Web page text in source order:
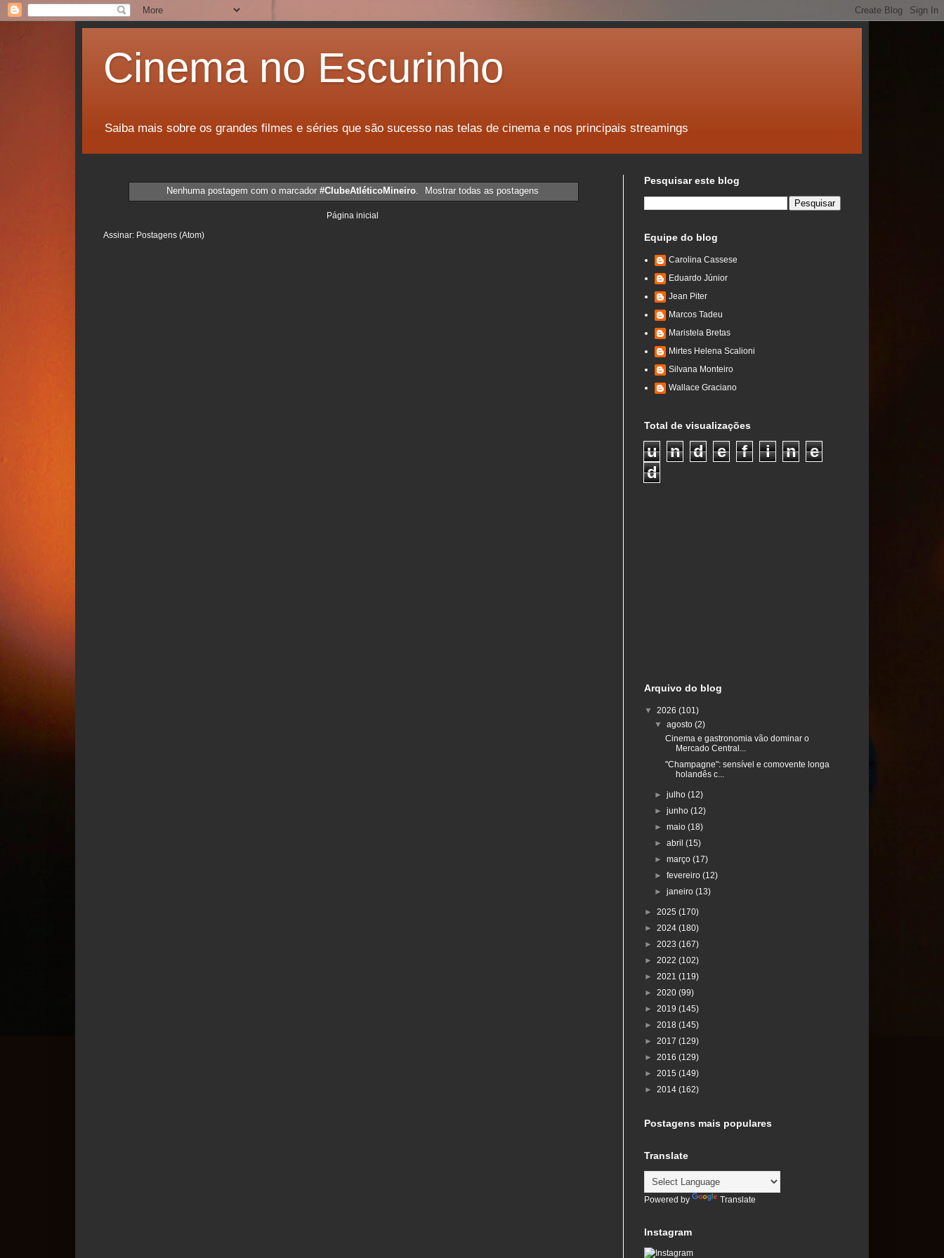
Cinema no Escurinho
Saiba mais sobre os grandes filmes e séries que são sucesso nas telas de cinema e nos principais streamings
Nenhuma postagem com o marcador #ClubeAtléticoMineiro. Mostrar todas as postagens
Página inicial
Assinar: Postagens (Atom)
Pesquisar este blog
Equipe do blog
Carolina Cassese
Eduardo Júnior
Jean Piter
Marcos Tadeu
Maristela Bretas
Mirtes Helena Scalioni
Silvana Monteiro
Wallace Graciano
Total de visualizações
u n d e f i n
e
d
Arquivo do blog
▼ 2026 (101)
▼agosto(2)
Cinema e gastronomia vão dominar o
Mercado Central...
"Champagne": sensível e comovente longa
holandês c...
►julho(12)
►junho(12)
►maio(18)
►abril(15)
►março(17)
►fevereiro(12)
►janeiro(13)
► 2025 (170)
► 2024 (180)
► 2023 (167)
► 2022 (102)
► 2021 (119)
► 2020 (99)
► 2019 (145)
► 2018 (145)
► 2017 (129)
► 2016 (129)
► 2015 (149)
► 2014 (162)
Postagens mais populares
Translate
Powered by Translate
Instagram